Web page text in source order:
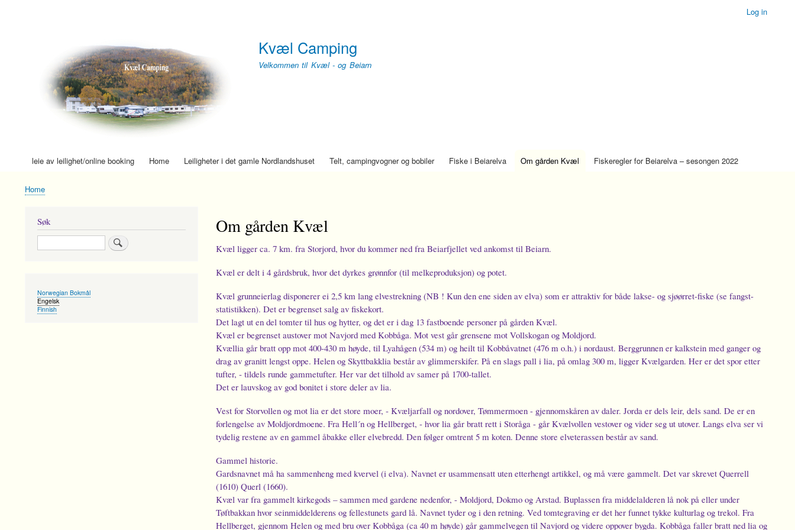
Log in
Kvæl Camping
Velkommen til Kvæl - og Beiarn
Hovednavigasjon
leie av leilighet/online booking Home Leiligheter i det gamle Nordlandshuset Telt, campingvogner og bobiler Fiske i Beiarelva Om gården Kvæl Fiskeregler for Beiarelva – sesongen 2022
Breadcrumb
Home
Om gården Kvæl
Kvæl ligger ca. 7 km. fra Storjord, hvor du kommer ned fra Beiarfjellet ved ankomst til Beiarn.
Kvæl er delt i 4 gårdsbruk, hvor det dyrkes grønnfor (til melkeproduksjon) og potet.
Kvæl grunneierlag disponerer ei 2,5 km lang elvestrekning (NB ! Kun den ene siden av elva) som er attraktiv for både lakse- og sjøørret-fiske (se fangst-
statistikken). Det er begrenset salg av fiskekort.
Det lagt ut en del tomter til hus og hytter, og det er i dag 13 fastboende personer på gården Kvæl.
Kvæl er begrenset austover mot Navjord med Kobbåga. Mot vest går grensene mot Vollskogan og Moldjord.
Kvællia går bratt opp mot 400-430 m høyde, til Lyahågen (534 m) og heilt til Kobbåvatnet (476 m o.h.) i nordaust. Berggrunnen er kalkstein med ganger og
drag av granitt lengst oppe. Helen og Skyttbakklia består av glimmerskifer. På en slags pall i lia, på omlag 300 m, ligger Kvælgarden. Her er det spor etter
tufter, - tildels runde gammetufter. Her var det tilhold av samer på 1700-tallet.
Det er lauvskog av god bonitet i store deler av lia.
Vest for Storvollen og mot lia er det store moer, - Kvæljarfall og nordover, Tømmermoen - gjennomskåren av daler. Jorda er dels leir, dels sand. De er en
forlengelse av Moldjordmoene. Fra Hell´n og Hellberget, - hvor lia går bratt rett i Storåga - går Kvælvollen vestover og vider seg ut utover. Langs elva ser vi
tydelig restene av en gammel åbakke eller elvebredd. Den følger omtrent 5 m koten. Denne store elveterassen består av sand.
Gammel historie.
Gardsnavnet må ha sammenheng med kvervel (i elva). Navnet er usammensatt uten etterhengt artikkel, og må være gammelt. Det var skrevet Querrell
(1610) Querl (1660).
Kvæl var fra gammelt kirkegods – sammen med gardene nedenfor, - Moldjord, Dokmo og Arstad. Buplassen fra middelalderen lå nok på eller under
Tøftbakkan hvor seinmiddelderens og fellestunets gard lå. Navnet tyder og i den retning. Ved tomtegraving er det her funnet tykke kulturlag og trekol. Fra
Hellberget, gjennom Helen og med bru over Kobbåga (ca 40 m høyde) går gammelvegen til Navjord og videre oppover bygda. Kobbåga faller bratt ned lia og
Søk
Search
Norwegian Bokmål
Engelsk
Finnish